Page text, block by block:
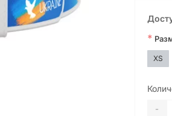
*
XS
-